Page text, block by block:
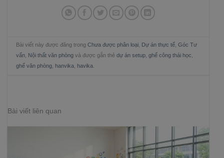
Bài viết này được đăng trong Chưa được phân loại, Dự án thực tế, Góc Tư
vấn, Nội thất văn phòngvà được gắn thẻ dự án setup, ghế công thái học
ghế văn phòng, hanvika, havika.
Bài viết liên quan